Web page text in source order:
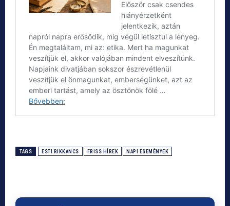
TAGS ESTI RIKKANCS FRISS HÍREK NAPI ESEMÉNYEK